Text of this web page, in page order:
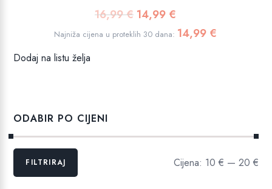
16,99€ Izvorna
cijena
14,99 €
cijena
Najniža cijena u proteklih 30 dana: 14,99 €
Dodaj na listu želja
ODABIR PO CIJENI
Min
MaksFILTRIRAJ Cijena: 10 € — 20 €